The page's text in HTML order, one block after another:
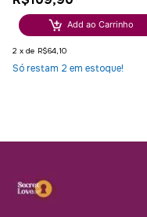
Add ao Carrinho
2 x de R$64,10
Só restam 2 em estoque!